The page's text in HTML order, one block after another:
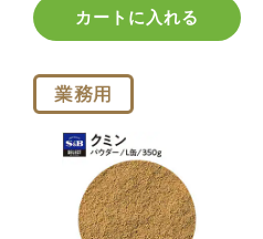
カートに入れる